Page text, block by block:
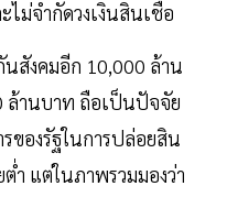
ไม่จำกัดวงเงินสินเชื่อ
นสังคมอีก 10,000 ล้าน
ล้านบาท ถือเป็นปัจจัย
ของรัฐในการปล่อยสิน
ำ แต่ในภาพรวมมองว่า